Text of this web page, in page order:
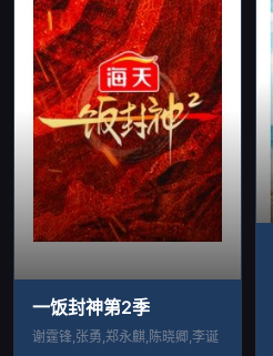
一饭封神第2季
谢霆锋,张勇,郑永麒,陈晓卿,李诞